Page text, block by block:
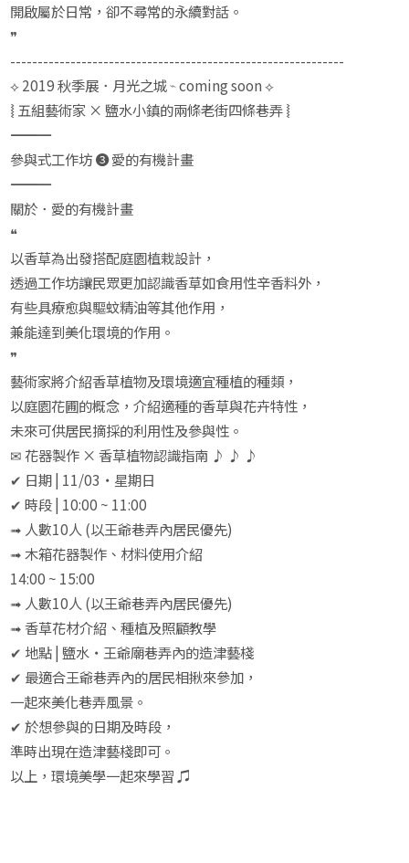
開啟屬於日常，卻不尋常的永續對話。
❞
-------------------------------------------------------------
⟡ 2019 秋季展．月光之城 ⌁ coming soon ⟡
⦚ 五組藝術家 × 鹽水小鎮的兩條老街四條巷弄 ⦚
――――――――――――――――――――
參與式工作坊 ❸ 愛的有機計畫
――――――――――――――――――――
關於．愛的有機計畫
❝
以香草為出發搭配庭園植栽設計，
透過工作坊讓民眾更加認識香草如食用性辛香料外，
有些具療愈與驅蚊精油等其他作用，
兼能達到美化環境的作用。
❞
藝術家將介紹香草植物及環境適宜種植的種類，
以庭園花圃的概念，介紹適種的香草與花卉特性，
未來可供居民摘採的利用性及參與性。
✉ 花器製作 × 香草植物認識指南 ♪ ♪ ♪
✔ 日期 | 11/03‧星期日
✔ 時段 | 10:00 ~ 11:00
➟ 人數10人 (以王爺巷弄內居民優先)
➟ 木箱花器製作、材料使用介紹
14:00 ~ 15:00
➟ 人數10人 (以王爺巷弄內居民優先)
➟ 香草花材介紹、種植及照顧教學
✔ 地點 | 鹽水‧王爺廟巷弄內的造津藝棧
✔ 最適合王爺巷弄內的居民相揪來參加，
一起來美化巷弄風景。
✔ 於想參與的日期及時段，
準時出現在造津藝棧即可。
以上，環境美學一起來學習 ♫